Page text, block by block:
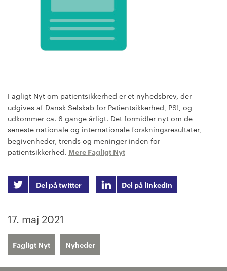
Fagligt Nyt om patientsikkerhed er et nyhedsbrev, der
udgives af Dansk Selskab for Patientsikkerhed, PS!, og
udkommer ca. 6 gange årligt. Det formidler nyt om de
seneste nationale og internationale forskningsresultater,
begivenheder, trends og meninger inden for
patientsikkerhed. Mere Fagligt Nyt
Del på twitter Del på linkedin
17. maj 2021
Fagligt Nyt Nyheder